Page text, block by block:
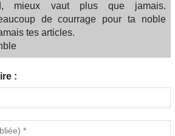
mieux vaut plus que jamais.
de courrage pour ta noble
tes articles.
: